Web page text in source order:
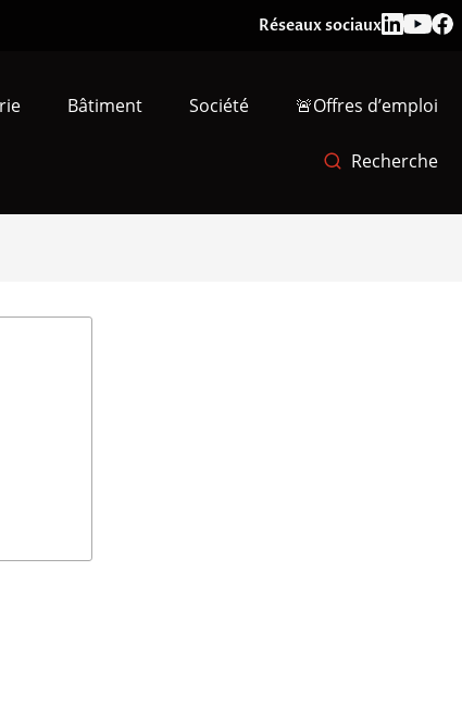
Réseaux sociaux
Bâtiment Société 🚨Offres d’emploi
Recherche